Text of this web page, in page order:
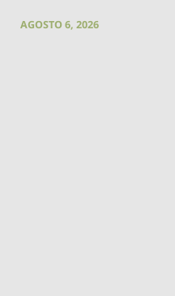
AGOSTO 6, 2026